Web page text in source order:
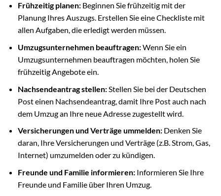
Frühzeitig planen:Beginnen Sie frühzeitig mit der
Planung Ihres Auszugs. Erstellen Sie eine Checkliste mit
allen Aufgaben, die erledigt werden müssen.
Umzugsunternehmen beauftragen:Wenn Sie ein
Umzugsunternehmen beauftragen möchten, holen Sie
frühzeitig Angebote ein.
Nachsendeantrag stellen:Stellen Sie bei der Deutschen
Post einen Nachsendeantrag, damit Ihre Post auch nach
dem Umzug an Ihre neue Adresse zugestellt wird.
Versicherungen und Verträge ummelden:Denken Sie
daran, Ihre Versicherungen und Verträge (z.B. Strom, Gas,
Internet) umzumelden oder zu kündigen.
Freunde und Familie informieren:Informieren Sie Ihre
Freunde und Familie über Ihren Umzug.